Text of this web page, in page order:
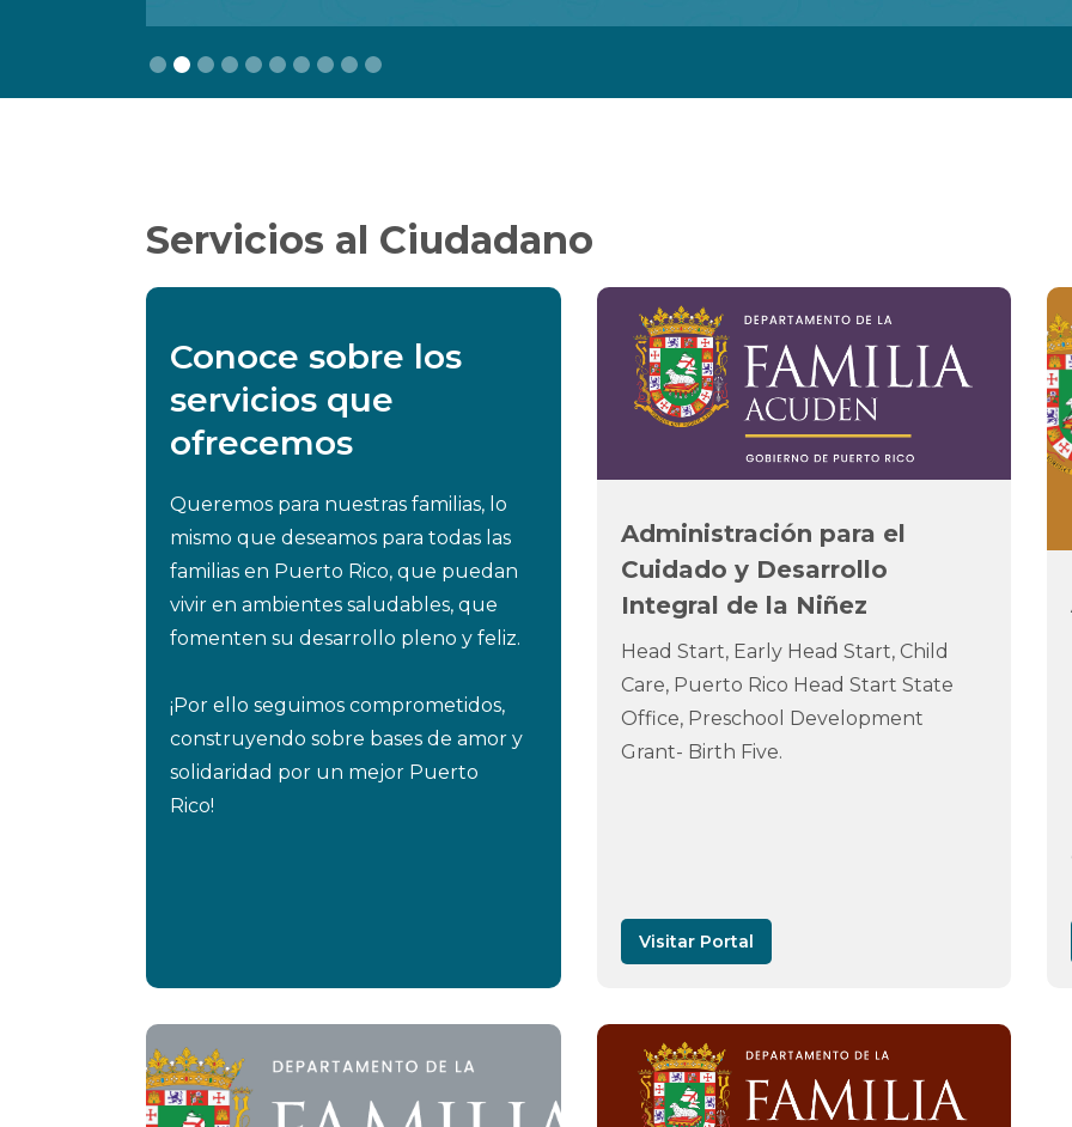
Slide 2 of 10.
Servicios al Ciudadano
Conoce sobre los
servicios que
ofrecemos
Queremos para nuestras familias, lo
mismo que deseamos para todas las
familias en Puerto Rico, que puedan
vivir en ambientes saludables, que
fomenten su desarrollo pleno y feliz.
¡Por ello seguimos comprometidos,
construyendo sobre bases de amor y
solidaridad por un mejor Puerto
Rico!
Administración para el
Cuidado y Desarrollo
Integral de la Niñez
Head Start, Early Head Start, Child
Care, Puerto Rico Head Start State
Office, Preschool Development
Grant- Birth Five.
Visitar Portal